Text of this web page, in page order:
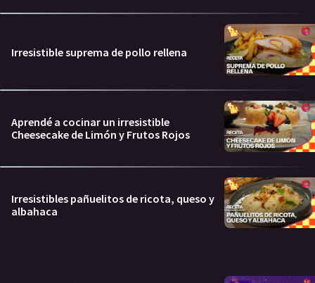
Irresistible suprema de pollo rellena
Aprendé a cocinar un irresistible
Cheesecake de Limón y Frutos Rojos
Irresistibles pañuelitos de ricota, queso y
albahaca